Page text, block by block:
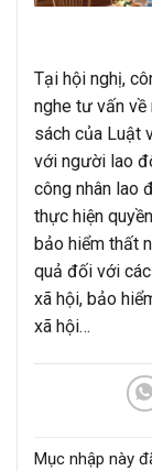
Tại hội nghị,
nghe tư vấn về
sách của Luật
với người lao
công nhân lao
thực hiện
bảo hiểm thất
quả đối với
xã hội, bảo
xã hội…
Mục nhập này